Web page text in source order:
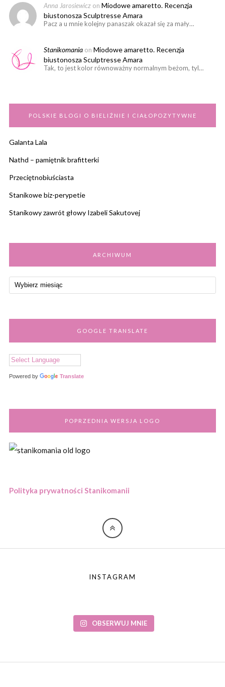
Anna Jarosiewicz on Miodowe amaretto. Recenzja
biustonosza Sculptresse Amara
Pacz a u mnie kolejny panaszak okazał się za mały…
Stanikomania on Miodowe amaretto. Recenzja
biustonosza Sculptresse Amara
Tak, to jest kolor równoważny normalnym beżom, tyl…
POLSKIE BLOGI O BIELIŹNIE I CIAŁOPOZYTYWNE
Galanta Lala
Nathd – pamiętnik brafitterki
Przeciętnobiuściasta
Stanikowe biz-perypetie
Stanikowy zawrót głowy Izabeli Sakutovej
ARCHIWUM
GOOGLE TRANSLATE
Powered by Translate
POPRZEDNIA WERSJA LOGO
Polityka prywatności Stanikomanii
INSTAGRAM
OBSERWUJ MNIE